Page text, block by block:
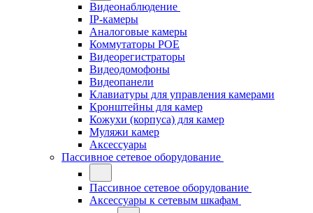
Видеонаблюдение
IP-камеры
Аналоговые камеры
Коммутаторы POE
Видеорегистраторы
Видеодомофоны
Видеопанели
Клавиатуры для управления камерами
Кронштейны для камер
Кожухи (корпуса) для камер
Муляжи камер
Аксессуары
Пассивное сетевое оборудование
Пассивное сетевое оборудование
Аксессуары к сетевым шкафам